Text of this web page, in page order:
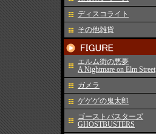
ディスコライト
その他雑貨
エルム街の悪夢
A Nightmare on Elm Street
ガメラ
ゲゲゲの鬼太郎
ゴーストバスターズ
GHOSTBUSTERS